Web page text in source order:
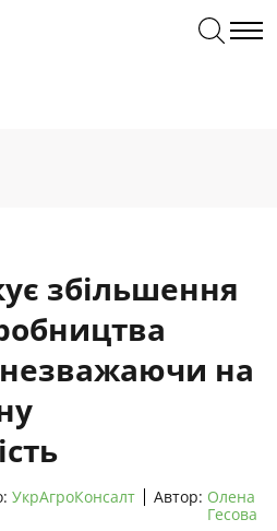
збільшення
на
УкрАгроКонсалт Автор: Олена
Гесова